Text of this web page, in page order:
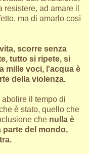
ad amare il
ma di amarlo così
scorre senza
tutto si ripete, si
mille voci, l'acqua è
della violenza.
il tempo di
è stato, quello che
che nulla è
parte del mondo,